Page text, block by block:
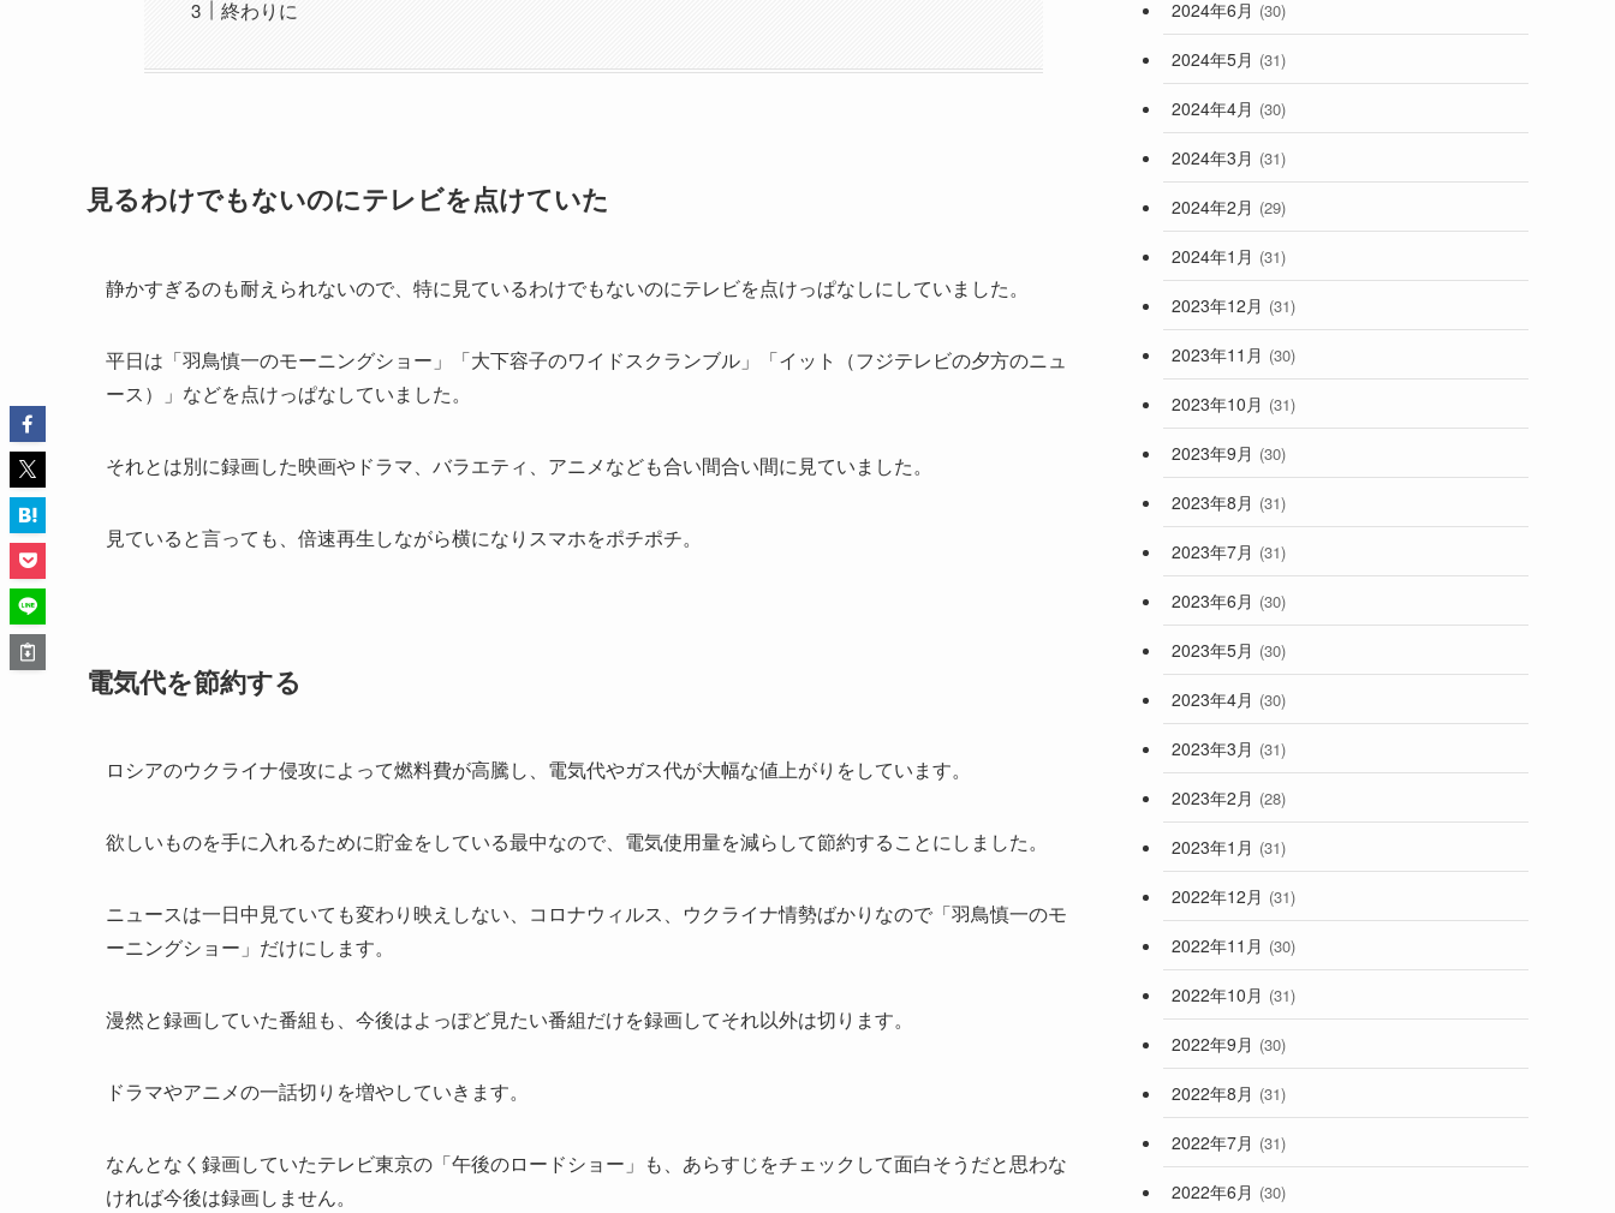
終わりに
見るわけでもないのにテレビを点けていた
静かすぎるのも耐えられないので、特に見ているわけでもないのにテレビを点けっぱなしにしていました。
平日は「羽鳥慎一のモーニングショー」「大下容子のワイドスクランブル」「イット（フジテレビの夕方のニュ
ース）」などを点けっぱなしていました。
それとは別に録画した映画やドラマ、バラエティ、アニメなども合い間合い間に見ていました。
見ていると言っても、倍速再生しながら横になりスマホをポチポチ。
電気代を節約する
ロシアのウクライナ侵攻によって燃料費が高騰し、電気代やガス代が大幅な値上がりをしています。
欲しいものを手に入れるために貯金をしている最中なので、電気使用量を減らして節約することにしました。
ニュースは一日中見ていても変わり映えしない、コロナウィルス、ウクライナ情勢ばかりなので「羽鳥慎一のモ
ーニングショー」だけにします。
漫然と録画していた番組も、今後はよっぽど見たい番組だけを録画してそれ以外は切ります。
ドラマやアニメの一話切りを増やしていきます。
なんとなく録画していたテレビ東京の「午後のロードショー」も、あらすじをチェックして面白そうだと思わな
ければ今後は録画しません。
2024年6月 (30)
2024年5月 (31)
2024年4月 (30)
2024年3月 (31)
2024年2月 (29)
2024年1月 (31)
2023年12月 (31)
2023年11月 (30)
2023年10月 (31)
2023年9月 (30)
2023年8月 (31)
2023年7月 (31)
2023年6月 (30)
2023年5月 (30)
2023年4月 (30)
2023年3月 (31)
2023年2月 (28)
2023年1月 (31)
2022年12月 (31)
2022年11月 (30)
2022年10月 (31)
2022年9月 (30)
2022年8月 (31)
2022年7月 (31)
2022年6月 (30)